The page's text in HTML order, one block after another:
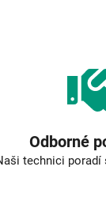
Odborné
technici poradí